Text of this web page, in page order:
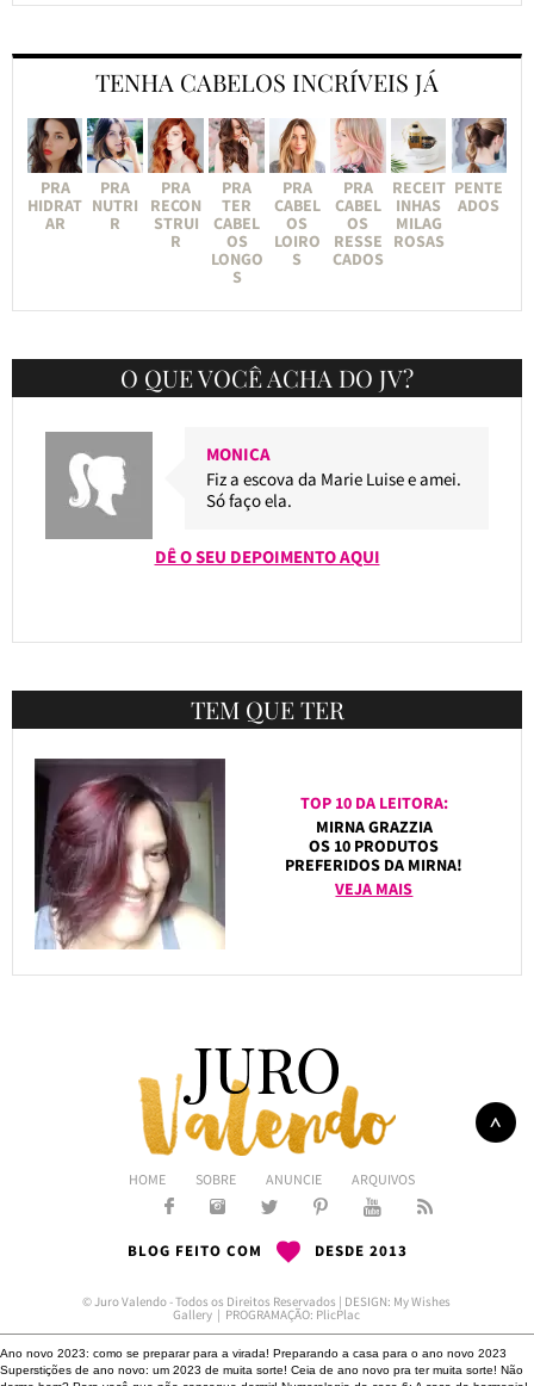
TENHA CABELOS INCRÍVEIS JÁ
PRA
HIDRAT
AR
PRA
NUTRI
R
PRA
RECON
STRUI
R
PRA
TER
CABEL
OS
LONGO
S
PRA
CABEL
OS
LOIRO
S
PRA
CABEL
OS
RESSE
CADOS
RECEIT
INHAS
MILAG
ROSAS
PENTE
ADOS
O QUE VOCÊ ACHA DO JV?
MONICA
Fiz a escova da Marie Luise e amei.
Só faço ela.
DÊ O SEU DEPOIMENTO AQUI
TEM QUE TER
TOP 10 DA LEITORA:
MIRNA GRAZZIA
OS 10 PRODUTOS
PREFERIDOS DA MIRNA!
VEJA MAIS
HOME SOBRE ANUNCIE ARQUIVOS
BLOG FEITO COM DESDE 2013
© Juro Valendo - Todos os Direitos Reservados | DESIGN: My Wishes
Gallery | PROGRAMAÇÃO: PlicPlac
Ano novo 2023: como se preparar para a virada! Preparando a casa para o ano novo 2023
Superstições de ano novo: um 2023 de muita sorte! Ceia de ano novo pra ter muita sorte! Não